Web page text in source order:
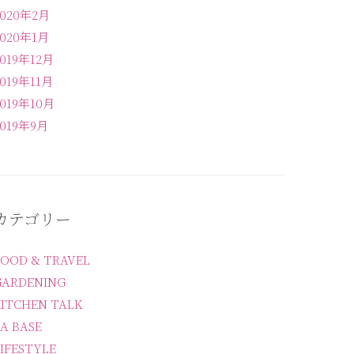
年2月
年1月
年12月
年11月
年10月
年9月
テゴリー
& TRAVEL
TALK
BASE